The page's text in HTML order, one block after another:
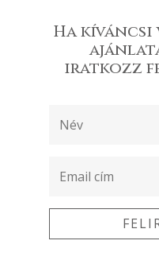
Ha
iratkozz